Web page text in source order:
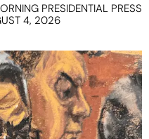
PRESIDENTIAL PRESS
4, 2026